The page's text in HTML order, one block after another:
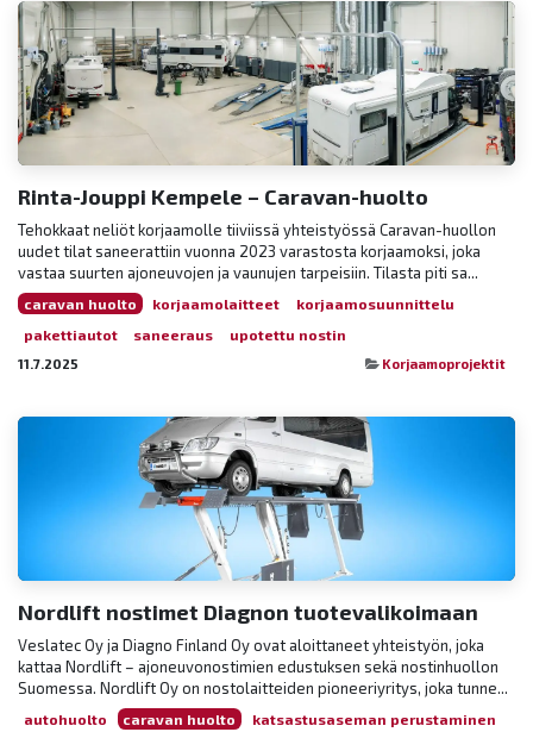
Rinta-Jouppi Kempele – Caravan-huolto
Tehokkaat neliöt korjaamolle tiiviissä yhteistyössä Caravan-huollon
uudet tilat saneerattiin vuonna 2023 varastosta korjaamoksi, joka
vastaa suurten ajoneuvojen ja vaunujen tarpeisiin. Tilasta piti sa...
caravan huolto korjaamolaitteet
korjaamosuunnittelu
pakettiautot
saneeraus upotettu nostin
11.7.2025 Korjaamoprojektit
Nordlift nostimet Diagnon tuotevalikoimaan
Veslatec Oy ja Diagno Finland Oy ovat aloittaneet yhteistyön, joka
kattaa Nordlift – ajoneuvonostimien edustuksen sekä nostinhuollon
Suomessa. Nordlift Oy on nostolaitteiden pioneeriyritys, joka tunne...
autohuolto caravan huolto katsastusaseman perustaminen